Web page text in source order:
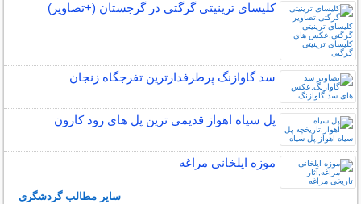
کلیسای ترینیتی گرگتی در گرجستان (+تصاویر)
سد گاوازنگ پرطرفدارترین تفرجگاه زنجان
پل سیاه اهواز قدیمی ترین پل های رود کارون
موزه ایلخانی مراغه
سایر مطالب گردشگری